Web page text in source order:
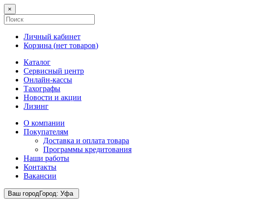
×
Личный кабинет
Корзина (нет товаров)
Каталог
Сервисный центр
Онлайн-кассы
Тахографы
Новости и акции
Лизинг
О компании
Покупателям
Доставка и оплата товара
Программы кредитования
Наши работы
Контакты
Вакансии
Ваш городГород: Уфа